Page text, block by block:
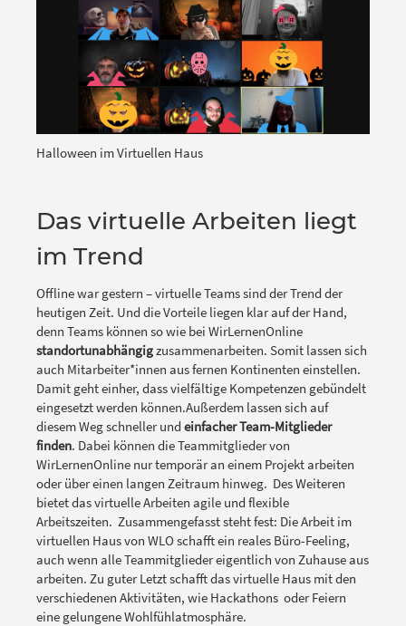
Halloween im Virtuellen Haus
Das virtuelle Arbeiten liegt
im Trend
Offline war gestern – virtuelle Teams sind der Trend der
heutigen Zeit. Und die Vorteile liegen klar auf der Hand,
denn Teams können so wie bei WirLernenOnline
standortunabhängigzusammenarbeiten. Somit lassen sich
auch Mitarbeiter*innen aus fernen Kontinenten einstellen.
Damit geht einher, dass vielfältige Kompetenzen gebündelt
eingesetzt werden können.Außerdem lassen sich auf
diesem Weg schneller und einfacher Team-Mitglieder
finden. Dabei können die Teammitglieder von
WirLernenOnline nur temporär an einem Projekt arbeiten
oder über einen langen Zeitraum hinweg. Des Weiteren
bietet das virtuelle Arbeiten agile und flexible
Arbeitszeiten. Zusammengefasst steht fest: Die Arbeit im
virtuellen Haus von WLO schafft ein reales Büro-Feeling,
auch wenn alle Teammitglieder eigentlich von Zuhause aus
arbeiten. Zu guter Letzt schafft das virtuelle Haus mit den
verschiedenen Aktivitäten, wie Hackathons oder Feiern
eine gelungene Wohlfühlatmosphäre.